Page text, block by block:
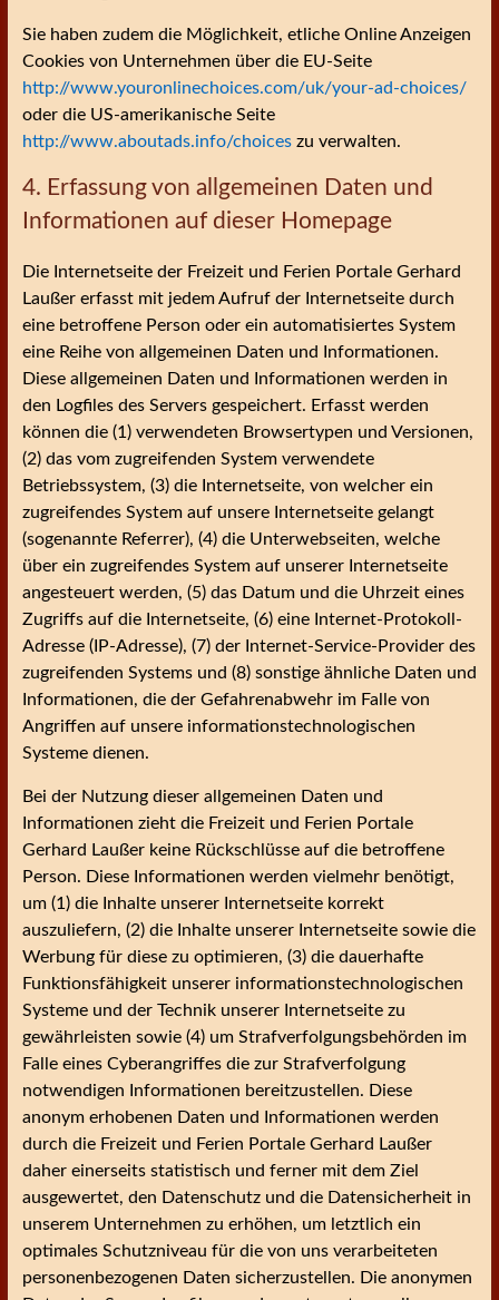
Sie haben zudem die Möglichkeit, etliche Online Anzeigen
Cookies von Unternehmen über die EU-Seite
http://www.youronlinechoices.com/uk/your-ad-choices/
oder die US-amerikanische Seite
http://www.aboutads.info/choiceszu verwalten.
4. Erfassung von allgemeinen Daten und
Informationen auf dieser Homepage
Die Internetseite der Freizeit und Ferien Portale Gerhard
Laußer erfasst mit jedem Aufruf der Internetseite durch
eine betroffene Person oder ein automatisiertes System
eine Reihe von allgemeinen Daten und Informationen.
Diese allgemeinen Daten und Informationen werden in
den Logfiles des Servers gespeichert. Erfasst werden
können die (1) verwendeten Browsertypen und Versionen,
(2) das vom zugreifenden System verwendete
Betriebssystem, (3) die Internetseite, von welcher ein
zugreifendes System auf unsere Internetseite gelangt
(sogenannte Referrer), (4) die Unterwebseiten, welche
über ein zugreifendes System auf unserer Internetseite
angesteuert werden, (5) das Datum und die Uhrzeit eines
Zugriffs auf die Internetseite, (6) eine Internet-Protokoll-
Adresse (IP-Adresse), (7) der Internet-Service-Provider des
zugreifenden Systems und (8) sonstige ähnliche Daten und
Informationen, die der Gefahrenabwehr im Falle von
Angriffen auf unsere informationstechnologischen
Systeme dienen.
Bei der Nutzung dieser allgemeinen Daten und
Informationen zieht die Freizeit und Ferien Portale
Gerhard Laußer keine Rückschlüsse auf die betroffene
Person. Diese Informationen werden vielmehr benötigt,
um (1) die Inhalte unserer Internetseite korrekt
auszuliefern, (2) die Inhalte unserer Internetseite sowie die
Werbung für diese zu optimieren, (3) die dauerhafte
Funktionsfähigkeit unserer informationstechnologischen
Systeme und der Technik unserer Internetseite zu
gewährleisten sowie (4) um Strafverfolgungsbehörden im
Falle eines Cyberangriffes die zur Strafverfolgung
notwendigen Informationen bereitzustellen. Diese
anonym erhobenen Daten und Informationen werden
durch die Freizeit und Ferien Portale Gerhard Laußer
daher einerseits statistisch und ferner mit dem Ziel
ausgewertet, den Datenschutz und die Datensicherheit in
unserem Unternehmen zu erhöhen, um letztlich ein
optimales Schutzniveau für die von uns verarbeiteten
personenbezogenen Daten sicherzustellen. Die anonymen